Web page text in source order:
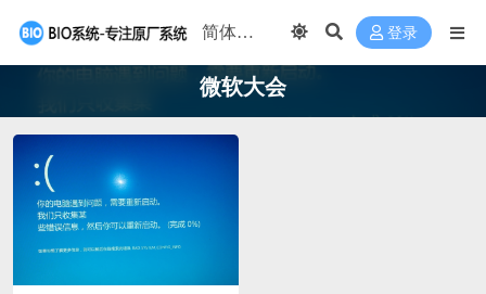
登录
微软大会